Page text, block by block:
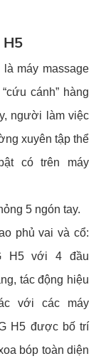
H5
máy massage
cánh” hàng
người làm việc
xuyên tập thể
có trên máy
5 ngón tay.
phủ vai và cổ:
H5 với 4 đầu
tác động hiệu
với các máy
H5 được bố trí
bóp toàn diện